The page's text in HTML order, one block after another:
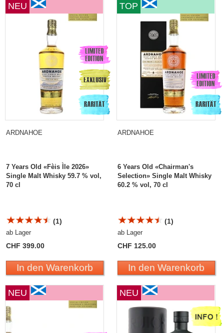
NEU
ARDNAHOE
7 Years Old «Fèis Ìle 2026»
Single Malt Whisky 59.7 % vol,
70 cl
(1)
ab Lager
CHF 399.00
In den Warenkorb
TOP
ARDNAHOE
6 Years Old «Chairman's
Selection» Single Malt Whisky
60.2 % vol, 70 cl
(1)
ab Lager
CHF 125.00
In den Warenkorb
NEU NEU